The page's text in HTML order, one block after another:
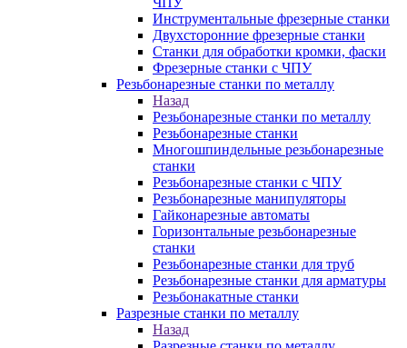
Инструментальные фрезерные станки
Двухсторонние фрезерные станки
Станки для обработки кромки, фаски
Фрезерные станки с ЧПУ
Резьбонарезные станки по металлу
Назад
Резьбонарезные станки по металлу
Резьбонарезные станки
Многошпиндельные резьбонарезные
станки
Резьбонарезные станки с ЧПУ
Резьбонарезные манипуляторы
Гайконарезные автоматы
Горизонтальные резьбонарезные
станки
Резьбонарезные станки для труб
Резьбонарезные станки для арматуры
Резьбонакатные станки
Разрезные станки по металлу
Назад